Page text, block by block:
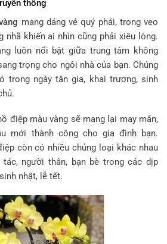
thống
mang dáng vẻ quý phái, trong veo
nhã khiến ai nhìn cũng phải xiêu lòng.
luôn nổi bật giữa trung tâm không
trọng cho ngôi nhà của bạn. Chúng
trong ngày tân gia, khai trương, sinh
điệp màu vàng sẽ mang lại may mắn,
mới thành công cho gia đình bạn.
còn có nhiều chủng loại khác nhau
người thân, bạn bè trong các dịp
nhật, lễ tết.